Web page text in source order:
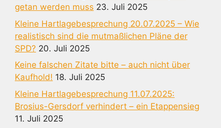
getan werden muss 23. Juli 2025
Kleine Hartlagebesprechung 20.07.2025 – Wie
realistisch sind die mutmaßlichen Pläne der
SPD? 20. Juli 2025
Keine falschen Zitate bitte – auch nicht über
Kaufhold! 18. Juli 2025
Kleine Hartlagebesprechung 11.07.2025:
Brosius-Gersdorf verhindert – ein Etappensieg
11. Juli 2025